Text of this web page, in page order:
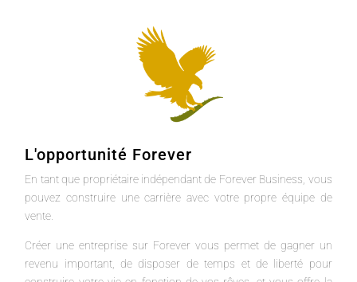
L'opportunité Forever
En tant que propriétaire indépendant de Forever Business, vous
pouvez construire une carrière avec votre propre équipe de
vente.
Créer une entreprise sur Forever vous permet de gagner un
revenu important, de disposer de temps et de liberté pour